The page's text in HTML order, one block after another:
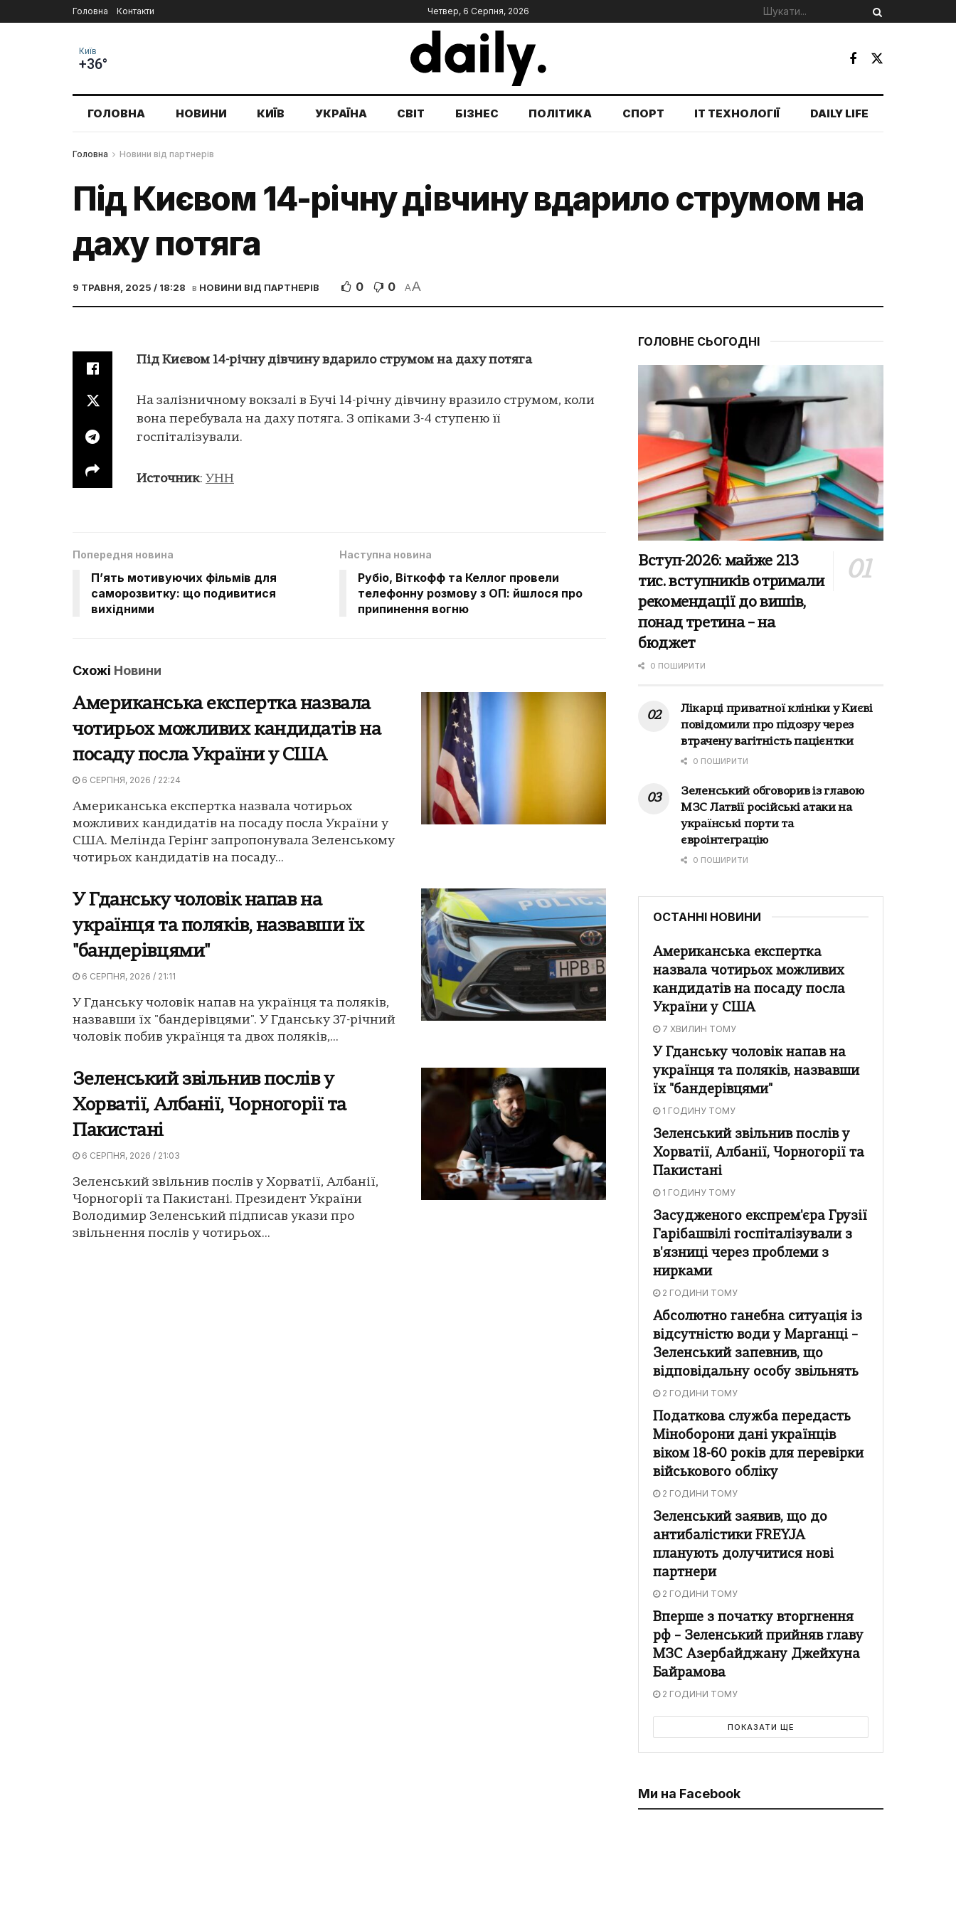
Головна Контакти Четвер, 6 Серпня, 2026
Київ
+36°
ГОЛОВНА НОВИНИ КИЇВ УКРАЇНА СВІТ БІЗНЕС ПОЛІТИКА СПОРТ IT ТЕХНОЛОГІЇ DAILY LIFE
Головна Новини від партнерів
Під Києвом 14-річну дівчину вдарило струмом на
даху потяга
9 ТРАВНЯ, 2025 / 18:28 в НОВИНИ ВІД ПАРТНЕРІВ 0 0 AA
Під Києвом 14-річну дівчину вдарило струмом на даху потяга
На залізничному вокзалі в Бучі 14-річну дівчину вразило струмом, коли
вона перебувала на даху потяга. З опіками 3-4 ступеню її
госпіталізували.
Источник: УНН
Попередня новина
П’ять мотивуючих фільмів для
саморозвитку: що подивитися
вихідними
Наступна новина
Рубіо, Віткофф та Келлог провели
телефонну розмову з ОП: йшлося про
припинення вогню
Схожі Новини
Американська експертка назвала
чотирьох можливих кандидатів на
посаду посла України у США
6 СЕРПНЯ, 2026 / 22:24
Американська експертка назвала чотирьох
можливих кандидатів на посаду посла України у
США. Мелінда Герінг запропонувала Зеленському
чотирьох кандидатів на посаду...
У Гданську чоловік напав на
українця та поляків, назвавши їх
"бандерівцями"
6 СЕРПНЯ, 2026 / 21:11
У Гданську чоловік напав на українця та поляків,
назвавши їх "бандерівцями". У Гданську 37-річний
чоловік побив українця та двох поляків,...
Зеленський звільнив послів у
Хорватії, Албанії, Чорногорії та
Пакистані
6 СЕРПНЯ, 2026 / 21:03
Зеленський звільнив послів у Хорватії, Албанії,
Чорногорії та Пакистані. Президент України
Володимир Зеленський підписав укази про
звільнення послів у чотирьох...
ГОЛОВНЕ СЬОГОДНІ
Вступ-2026: майже 213
тис. вступників отримали
рекомендації до вишів,
понад третина – на
бюджет
0 ПОШИРИТИ
Лікарці приватної клініки у Києві
повідомили про підозру через
втрачену вагітність пацієнтки
0 ПОШИРИТИ
Зеленський обговорив із главою
МЗС Латвії російські атаки на
українські порти та
євроінтеграцію
0 ПОШИРИТИ
ОСТАННІ НОВИНИ
Американська експертка
назвала чотирьох можливих
кандидатів на посаду посла
України у США
7 ХВИЛИН ТОМУ
У Гданську чоловік напав на
українця та поляків, назвавши
їх "бандерівцями"
1 ГОДИНУ ТОМУ
Зеленський звільнив послів у
Хорватії, Албанії, Чорногорії та
Пакистані
1 ГОДИНУ ТОМУ
Засудженого експрем'єра Грузії
Гарібашвілі госпіталізували з
в'язниці через проблеми з
нирками
2 ГОДИНИ ТОМУ
Абсолютно ганебна ситуація із
відсутністю води у Марганці –
Зеленський запевнив, що
відповідальну особу звільнять
2 ГОДИНИ ТОМУ
Податкова служба передасть
Міноборони дані українців
віком 18-60 років для перевірки
військового обліку
2 ГОДИНИ ТОМУ
Зеленський заявив, що до
антибалістики FREYJA
планують долучитися нові
партнери
2 ГОДИНИ ТОМУ
Вперше з початку вторгнення
рф – Зеленський прийняв главу
МЗС Азербайджану Джейхуна
Байрамова
2 ГОДИНИ ТОМУ
ПОКАЗАТИ ЩЕ
Ми на Facebook